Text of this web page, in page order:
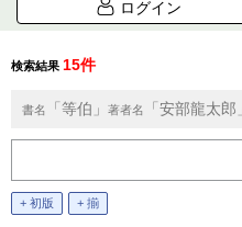
ログイン
検索結果 15件
書名 「等伯」 著者名 「安部龍太郎」
+ 初版 + 揃